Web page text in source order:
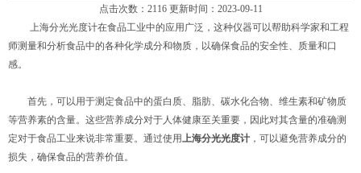
点击次数：2116 更新时间：2023-09-11
上海分光光度计在食品工业中的应用广泛，这种仪器可以帮助科学家和工程
师测量和分析食品中的各种化学成分和物质，以确保食品的安全性、质量和口
感。
首先，可以用于测定食品中的蛋白质、脂肪、碳水化合物、维生素和矿物质
等营养素的含量。这些营养成分对于人体健康至关重要，因此对其含量的准确测
定对于食品工业来说非常重要。通过使用上海分光光度计 ，可以避免营养成分的
损失，确保食品的营养价值。